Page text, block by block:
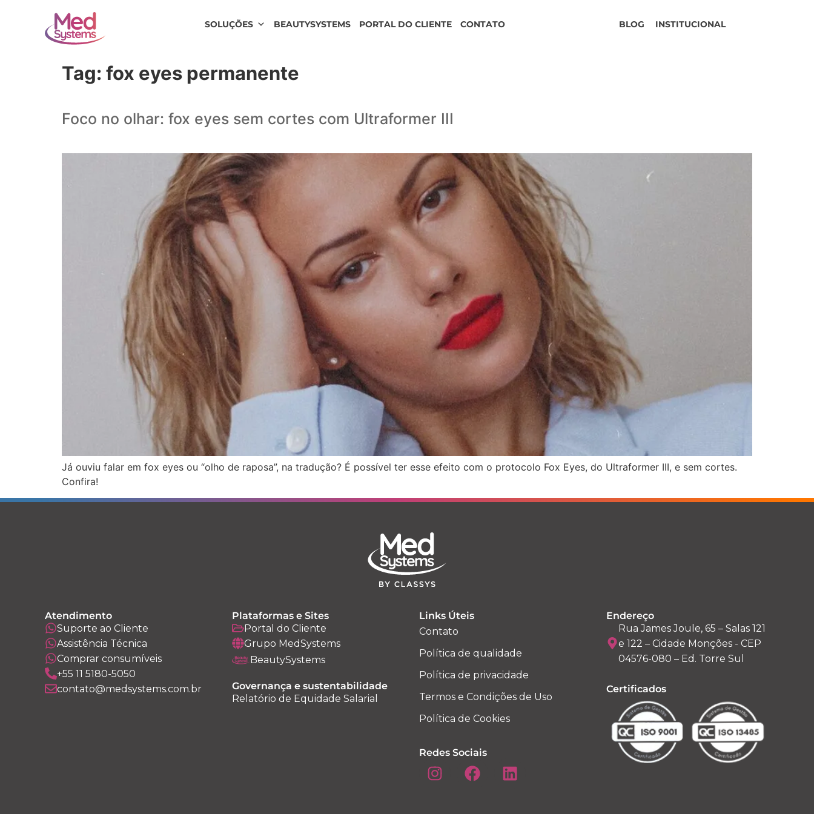
SOLUÇÕES BEAUTYSYSTEMS PORTAL DO CLIENTE CONTATO INSTITUCIONAL
BLOG
Tag: fox eyes permanente
Foco no olhar: fox eyes sem cortes com Ultraformer III
Já ouviu falar em fox eyes ou “olho de raposa”, na tradução? É possível ter esse efeito com o protocolo Fox Eyes, do Ultraformer III, e sem cortes.
Confira!
Atendimento
Suporte ao Cliente
Assistência Técnica
Comprar consumíveis
+55 11 5180-5050
contato@medsystems.com.br
Plataformas e Sites
Portal do Cliente
Grupo MedSystems
BeautySystems
Governança e sustentabilidade
Relatório de Equidade Salarial
Links Úteis
Contato
Política de qualidade
Política de privacidade
Termos e Condições de Uso
Política de Cookies
Redes Sociais
Endereço
Rua James Joule, 65 – Salas 121
e 122 – Cidade Monções - CEP
04576-080 – Ed. Torre Sul
Certificados